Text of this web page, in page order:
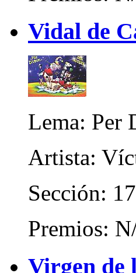
Vidal de
Lema: Per
Artista:
Sección:
Premios:
Virgen de